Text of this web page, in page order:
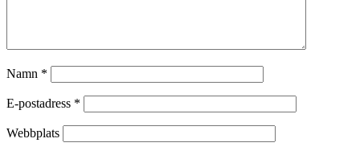
Namn *
E-postadress *
Webbplats